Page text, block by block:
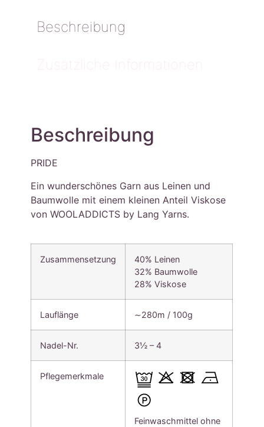
Beschreibung
Zusätzliche Informationen
Beschreibung
PRIDE
Ein wunderschönes Garn aus Leinen und
Baumwolle mit einem kleinen Anteil Viskose
von WOOLADDICTS by Lang Yarns.
Zusammensetzung
40% Leinen
32% Baumwolle
28% Viskose
Lauflänge ∼280m / 100g
Nadel-Nr. 3½ – 4
Pflegemerkmale
Feinwaschmittel ohne